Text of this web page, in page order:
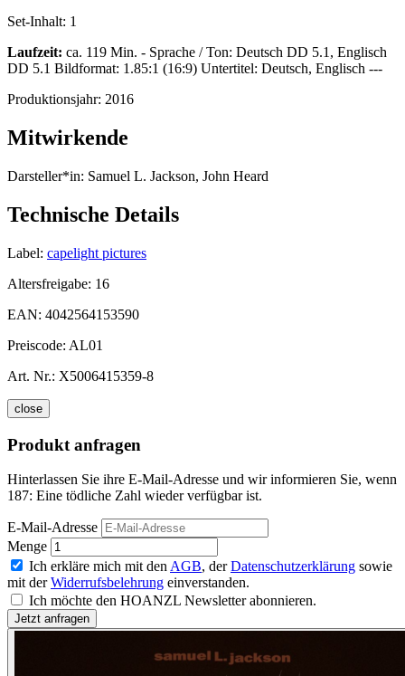
Set-Inhalt: 1
Laufzeit: ca. 119 Min. - Sprache / Ton: Deutsch DD 5.1, Englisch
DD 5.1 Bildformat: 1.85:1 (16:9) Untertitel: Deutsch, Englisch ---
Produktionsjahr: 2016
Mitwirkende
Darsteller*in: Samuel L. Jackson, John Heard
Technische Details
Label: capelight pictures
Altersfreigabe: 16
EAN: 4042564153590
Preiscode: AL01
Art. Nr.: X5006415359-8
close
Produkt anfragen
Hinterlassen Sie ihre E-Mail-Adresse und wir informieren Sie, wenn
187: Eine tödliche Zahl wieder verfügbar ist.
E-Mail-Adresse
Menge
Ich erkläre mich mit den AGB, derDatenschutzerklärung sowie
mit derWiderrufsbelehrung einverstanden.
Ich möchte den HOANZL Newsletter abonnieren.